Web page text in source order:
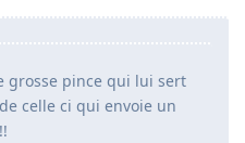
grosse pince qui lui sert
celle ci qui envoie un